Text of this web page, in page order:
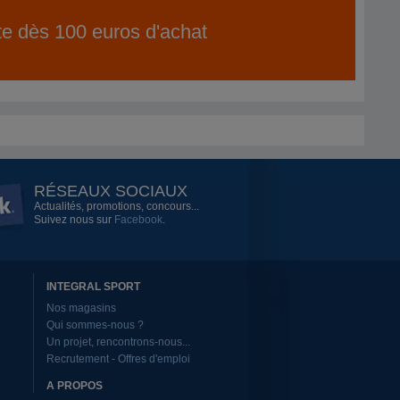
dès 100 euros d'achat
RÉSEAUX SOCIAUX
Actualités, promotions, concours...
Suivez nous sur Facebook.
INTEGRAL SPORT
Nos magasins
Qui sommes-nous ?
Un projet, rencontrons-nous...
Recrutement - Offres d'emploi
A PROPOS